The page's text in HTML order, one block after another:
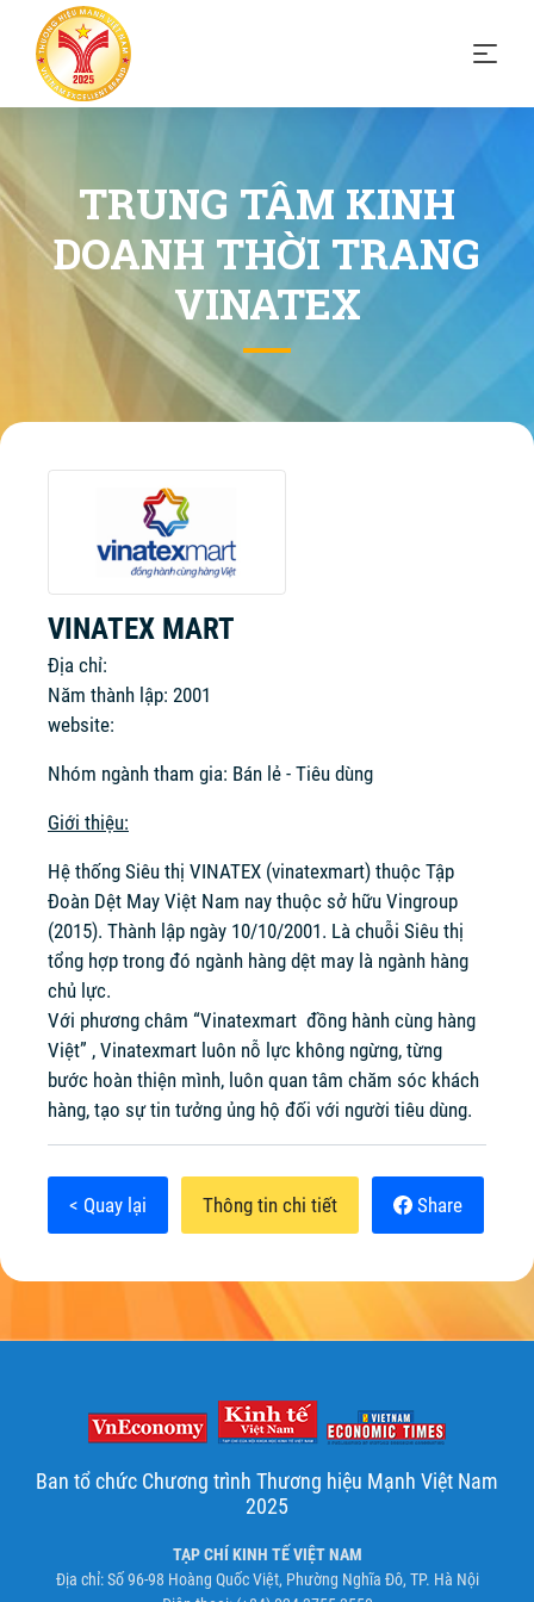
TRUNG TÂM KINH
DOANH THỜI TRANG
VINATEX
VINATEX MART
Địa chỉ:
Năm thành lập: 2001
website:
Nhóm ngành tham gia: Bán lẻ - Tiêu dùng
Giới thiệu:
Hệ thống Siêu thị VINATEX (vinatexmart) thuộc Tập
Đoàn Dệt May Việt Nam nay thuộc sở hữu Vingroup
(2015). Thành lập ngày 10/10/2001. Là chuỗi Siêu thị
tổng hợp trong đó ngành hàng dệt may là ngành hàng
chủ lực.
Với phương châm “Vinatexmart đồng hành cùng hàng
Việt” , Vinatexmart luôn nỗ lực không ngừng, từng
bước hoàn thiện mình, luôn quan tâm chăm sóc khách
hàng, tạo sự tin tưởng ủng hộ đối với người tiêu dùng.
< Quay lại Thông tin chi tiết Share
Ban tổ chức Chương trình Thương hiệu Mạnh Việt Nam
2025
TẠP CHÍ KINH TẾ VIỆT NAM
Địa chỉ: Số 96-98 Hoàng Quốc Việt, Phường Nghĩa Đô, TP. Hà Nội